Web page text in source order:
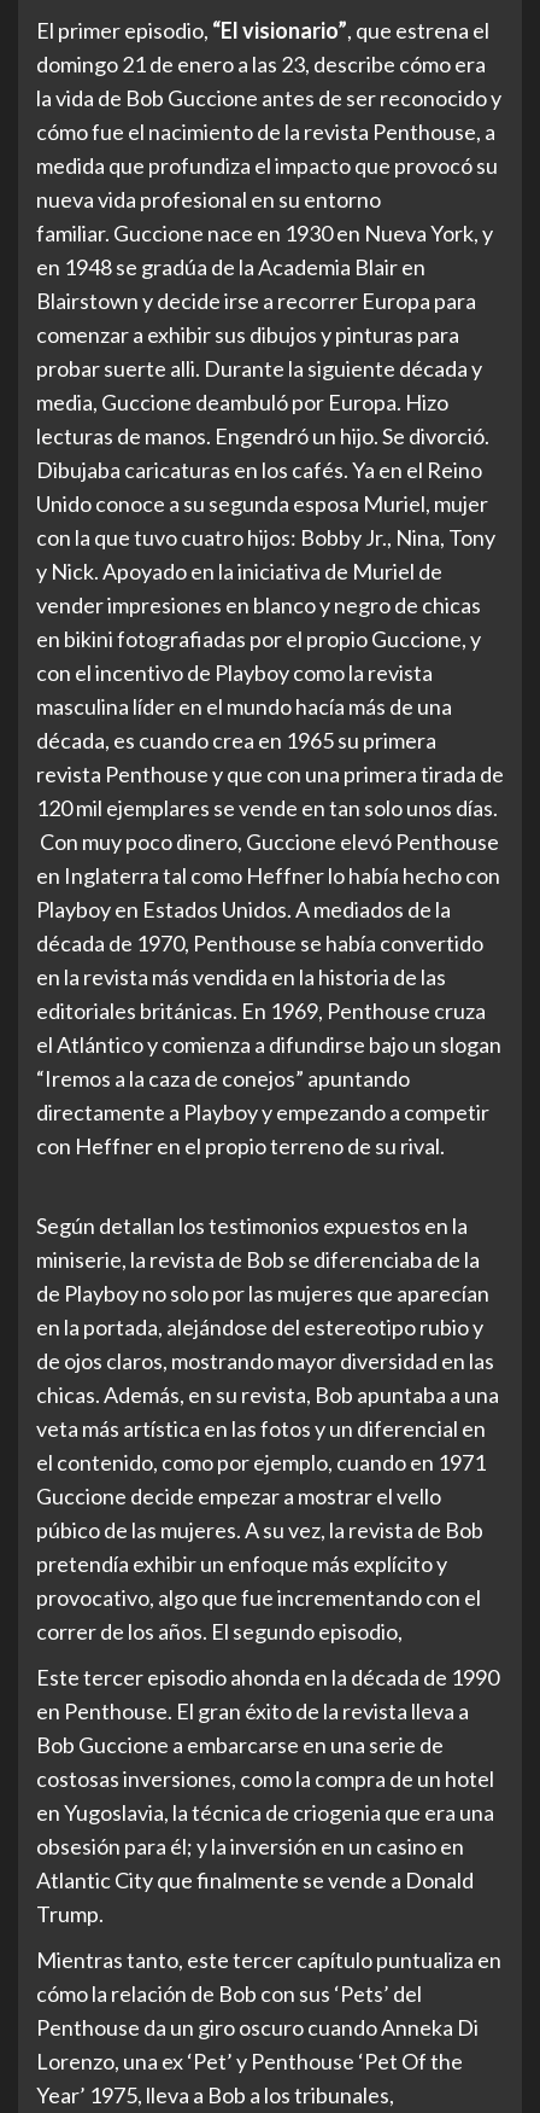
El primer episodio, “El visionario”, que estrena el
domingo 21 de enero a las 23, describe cómo era
la vida de Bob Guccione antes de ser reconocido y
cómo fue el nacimiento de la revista Penthouse, a
medida que profundiza el impacto que provocó su
nueva vida profesional en su entorno
familiar. Guccione nace en 1930 en Nueva York, y
en 1948 se gradúa de la Academia Blair en
Blairstown y decide irse a recorrer Europa para
comenzar a exhibir sus dibujos y pinturas para
probar suerte alli. Durante la siguiente década y
media, Guccione deambuló por Europa. Hizo
lecturas de manos. Engendró un hijo. Se divorció.
Dibujaba caricaturas en los cafés. Ya en el Reino
Unido conoce a su segunda esposa Muriel, mujer
con la que tuvo cuatro hijos: Bobby Jr., Nina, Tony
y Nick. Apoyado en la iniciativa de Muriel de
vender impresiones en blanco y negro de chicas
en bikini fotografiadas por el propio Guccione, y
con el incentivo de Playboy como la revista
masculina líder en el mundo hacía más de una
década, es cuando crea en 1965 su primera
revista Penthouse y que con una primera tirada de
120 mil ejemplares se vende en tan solo unos días.
Con muy poco dinero, Guccione elevó Penthouse
en Inglaterra tal como Heffner lo había hecho con
Playboy en Estados Unidos. A mediados de la
década de 1970, Penthouse se había convertido
en la revista más vendida en la historia de las
editoriales británicas. En 1969, Penthouse cruza
el Atlántico y comienza a difundirse bajo un slogan
“Iremos a la caza de conejos” apuntando
directamente a Playboy y empezando a competir
con Heffner en el propio terreno de su rival.
Según detallan los testimonios expuestos en la
miniserie, la revista de Bob se diferenciaba de la
de Playboy no solo por las mujeres que aparecían
en la portada, alejándose del estereotipo rubio y
de ojos claros, mostrando mayor diversidad en las
chicas. Además, en su revista, Bob apuntaba a una
veta más artística en las fotos y un diferencial en
el contenido, como por ejemplo, cuando en 1971
Guccione decide empezar a mostrar el vello
púbico de las mujeres. A su vez, la revista de Bob
pretendía exhibir un enfoque más explícito y
provocativo, algo que fue incrementando con el
correr de los años. El segundo episodio,
Este tercer episodio ahonda en la década de 1990
en Penthouse. El gran éxito de la revista lleva a
Bob Guccione a embarcarse en una serie de
costosas inversiones, como la compra de un hotel
en Yugoslavia, la técnica de criogenia que era una
obsesión para él; y la inversión en un casino en
Atlantic City que finalmente se vende a Donald
Trump.
Mientras tanto, este tercer capítulo puntualiza en
cómo la relación de Bob con sus ‘Pets’ del
Penthouse da un giro oscuro cuando Anneka Di
Lorenzo, una ex ‘Pet’ y Penthouse ‘Pet Of the
Year’ 1975, lleva a Bob a los tribunales,